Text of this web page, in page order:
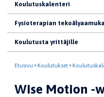
Koulutuskalenteri
Fysioterapian
Koulutusta yrittäjille
Etusivu Koulutukset
Wise Motion -